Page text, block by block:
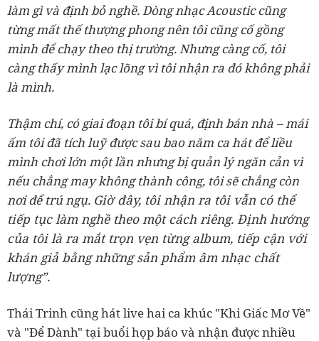
làm gì và định bỏ nghề. Dòng nhạc Acoustic cũng
từng mất thế thượng phong nên tôi cũng cố gồng
mình để chạy theo thị trường. Nhưng càng cố, tôi
càng thấy mình lạc lõng vì tôi nhận ra đó không phải
là mình.
Thậm chí, có giai đoạn tôi bí quá, định bán nhà – mái
ấm tôi đã tích luỹ được sau bao năm ca hát để liều
mình chơi lớn một lần nhưng bị quản lý ngăn cản vì
nếu chẳng may không thành công, tôi sẽ chẳng còn
nơi để trú ngụ. Giờ đây, tôi nhận ra tôi vẫn có thể
tiếp tục làm nghề theo một cách riêng. Định hướng
của tôi là ra mắt trọn vẹn từng album, tiếp cận với
khán giả bằng những sản phẩm âm nhạc chất
lượng”.
Thái Trinh cũng hát live hai ca khúc "Khi Giấc Mơ Về"
và "Để Dành" tại buổi họp báo và nhận được nhiều